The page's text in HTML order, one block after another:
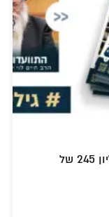
להרגיש שוב את החמימות החסידית: גיליון 245 של